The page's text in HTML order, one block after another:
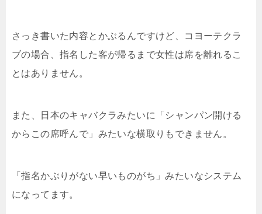
さっき書いた内容とかぶるんですけど、コヨーテクラ
ブの場合、指名した客が帰るまで女性は席を離れるこ
とはありません。
また、日本のキャバクラみたいに「シャンパン開ける
からこの席呼んで」みたいな横取りもできません。
「指名かぶりがない早いものがち」みたいなシステム
になってます。